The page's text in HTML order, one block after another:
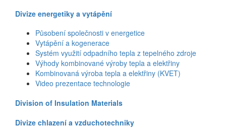
Divize energetiky a vytápění
Působení společnosti v energetice
Vytápění a kogenerace
Systém využití odpadního tepla z tepelného zdroje
Výhody kombinované výroby tepla a elektřiny
Kombinovaná výroba tepla a elektřiny (KVET)
Video prezentace technologie
Division of Insulation Materials
Divize chlazení a vzduchotechniky